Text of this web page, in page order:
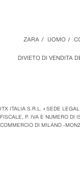
DIVIETO DI VENDITA
ZARA / UOMO /
ITX ITALIA S.R.L. • SEDE
FISCALE, P. IVA E NUMERO DI
COMMERCIO DI MILANO -